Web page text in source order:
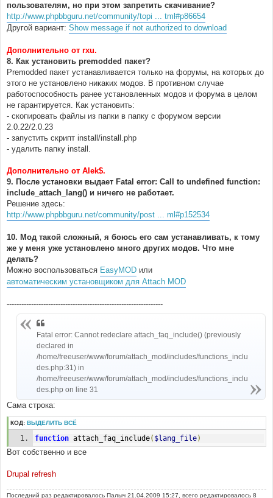
пользователям, но при этом запретить скачивание?
http://www.phpbbguru.net/community/topi ... tml#p86654
Другой вариант: Show message if not authorized to download
Дополнительно от rxu.
8. Как установить premodded пакет?
Premodded пакет устанавливается только на форумы, на которых до
этого не установлено никаких модов. В противном случае
работоспособность ранее установленных модов и форума в целом
не гарантируется. Как установить:
- скопировать файлы из папки в папку с форумом версии
2.0.22/2.0.23
- запустить скрипт install/install.php
- удалить папку install.
Дополнительно от Alek$.
9. После установки выдает Fatal error: Call to undefined function:
include_attach_lang() и ничего не работает.
Решение здесь:
http://www.phpbbguru.net/community/post ... ml#p152534
10. Мод такой сложный, я боюсь его сам устанавливать, к тому
же у меня уже установлено много других модов. Что мне
делать?
Можно воспользоваться EasyMOD или
автоматическим установщиком для Attach MOD
----------------------------------------------------------------
Fatal error: Cannot redeclare attach_faq_include() (previously
declared in
/home/freeuser/www/forum/attach_mod/includes/functions_inclu
des.php:31) in
/home/freeuser/www/forum/attach_mod/includes/functions_inclu
des.php on line 31
Сама строка:
КОД: ВЫДЕЛИТЬ ВСЁ
function attach_faq_include( $lang_file)
Вот собственно и все
Drupal refresh
Последний раз редактировалось Палыч 21.04.2009 15:27, всего редактировалось 8